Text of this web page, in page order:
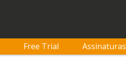
Free Trial Assinaturas